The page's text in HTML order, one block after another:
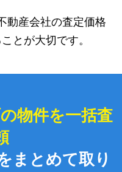
動産会社の査定価格
とが大切です。
物件を一括査
まとめて取り